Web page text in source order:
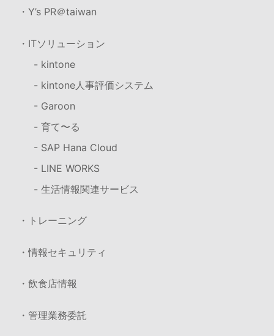
・Y’s PR＠taiwan
・ITソリューション
- kintone
- kintone人事評価システム
- Garoon
- 育て〜る
- SAP Hana Cloud
- LINE WORKS
- 生活情報関連サービス
・トレーニング
・情報セキュリティ
・飲食店情報
・管理業務委託